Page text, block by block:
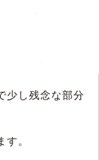
少し残念な部分
。